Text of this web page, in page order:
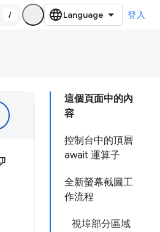
/ 登入
這個頁面中的內
容
控制台中的頂層
await 運算子
全新螢幕截圖工
作流程
視埠部分區域